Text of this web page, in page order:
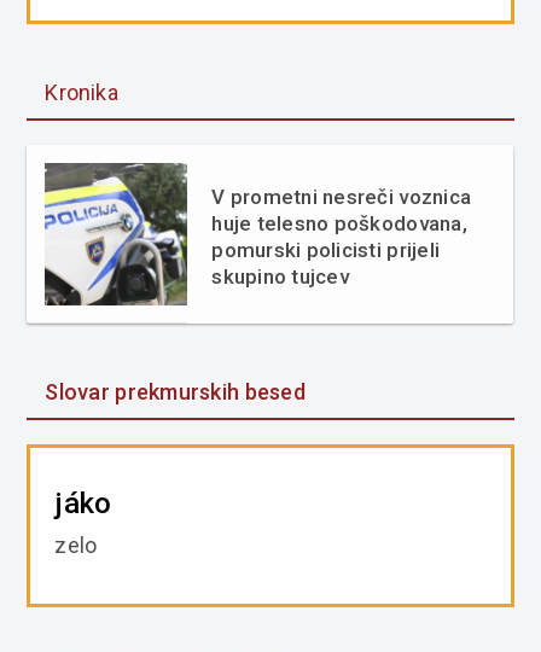
Kronika
V prometni nesreči voznica
huje telesno poškodovana,
pomurski policisti prijeli
skupino tujcev
Slovar prekmurskih besed
jáko
zelo